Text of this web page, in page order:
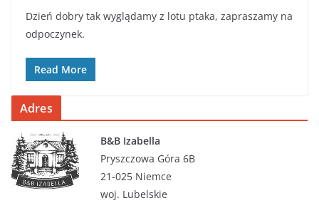
Dzień dobry tak wyglądamy z lotu ptaka, zapraszamy na
odpoczynek.
Read More
Adres
B&B Izabella
Pryszczowa Góra 6B
21-025 Niemce
woj. Lubelskie